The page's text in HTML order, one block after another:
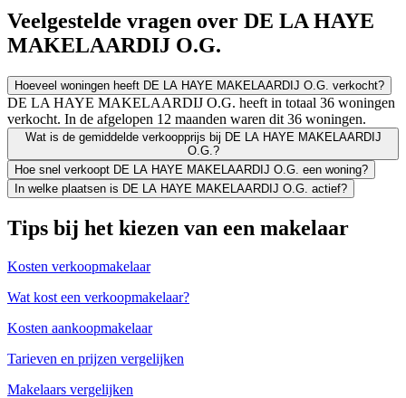
Veelgestelde vragen over DE LA HAYE
MAKELAARDIJ O.G.
Hoeveel woningen heeft DE LA HAYE MAKELAARDIJ O.G. verkocht?
DE LA HAYE MAKELAARDIJ O.G. heeft in totaal 36 woningen
verkocht. In de afgelopen 12 maanden waren dit 36 woningen.
Wat is de gemiddelde verkoopprijs bij DE LA HAYE MAKELAARDIJ
O.G.?
Hoe snel verkoopt DE LA HAYE MAKELAARDIJ O.G. een woning?
In welke plaatsen is DE LA HAYE MAKELAARDIJ O.G. actief?
Tips bij het kiezen van een makelaar
Kosten verkoopmakelaar
Wat kost een verkoopmakelaar?
Kosten aankoopmakelaar
Tarieven en prijzen vergelijken
Makelaars vergelijken